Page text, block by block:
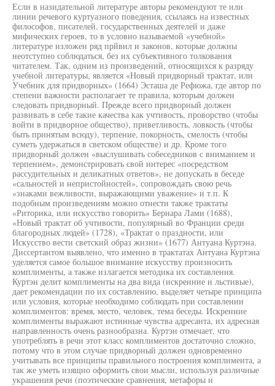
Если в назидательной литературе авторы рекомендуют те или
линии речевого куртуазного поведения, ссылаясь на известных
философов, писателей, государственных деятелей и даже
мифических героев, то в условно называемой «учебной»
литературе изложен ряд прйвил и законов, которые должны
неотступно соблюдаться, без их субъективного толкования
читателем. Так, одним из произведений, относящихся к разряду
учебной литературы, является «Новый придворный трактат, или
Учебник для придворных» (1664) Эсташа де Рефюжа, где автор по
степени важности располагает те правила, которым должен
следовать придворный. Прежде всего придворный должен
развивать в себе такие качества как учтивость, проворство (чтобы
войти в придворное общество), приветливость, ловкость (чтобы
быть принятым всюду), терпение, покорность, смелость (чтобы
суметь удержаться в светском обществе) и др. Кроме того
придворный должен «выслушивать собеседников с вниманием и
терпением», демонстрировать свой интерес «посредством
рассудительных и деликатных ответов», не допускать в беседе
«сальностей и непристойностей», сопровождать свою речь
«знаками вежливости, выражающими уважение» и т.п. К
подобным произведениям можно отнести также трактаты
«Риторика, или искусство говорить» Бернара Лами (1688),
«Новый трактат об учтивости, популярный во Франции среди
благородных людей» (1728), «Трактат о праздности, или
Искусство вести светский образ жизни» (1677) Антуана Куртэна.
Диссертантом выявлено, что именно в трактатах Антуана Куртэна
уделяется самое большое внимание искусству произносить
комплименты, а также излагается методика их составления.
Куртэн делит комплименты на два вида (искренние и льстивые),
дает рекомендации по их составлению, выделяет четыре принципа
или условия, которые необходимо соблюдать при составлении
комплиментов: время, место, человек, тема беседы. Искренние
комплименты выражают истинные чувства адресанта, их адресная
направленность очень разнообразна. Куртэн отмечает, что
употреблять в речи этот класс комплиментов достаточно сложно,
потому что в этом случае придворный должен одновременно
учитывать все принципы правильного построения комплимента, а
так же уметь изящно оформить свои мысли, используя различные
украшения речи (поэтические сравнения, метафоры и